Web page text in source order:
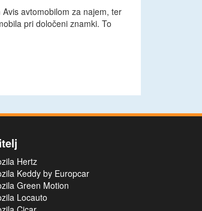
avtomobilom za najem, ter
pri določeni znamki. To
Hertz
Keddy by Europcar
Green Motion
Locauto